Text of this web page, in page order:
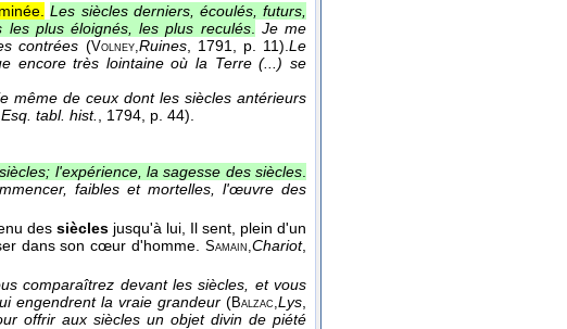
Les siècles derniers, écoulés, futurs,
les plus éloignés, les plus reculés.
Je me
contrées (Volney, Ruines, 1791 , p. 11).Le
encore très lointaine où la Terre (...) se
même de ceux dont les siècles antérieurs
Esq. tabl. hist. , 1794 , p. 44).
l'expérience, la sagesse des siècles
faibles et mortelles, l'œuvre des
des sièclesjusqu'à lui, Il sent, plein d'un
dans son cœur d'homme. Samain, Chariot,
comparaîtrez devant les siècles, et vous
engendrent la vraie grandeur (Balzac, Lys
offrir aux siècles un objet divin de piété